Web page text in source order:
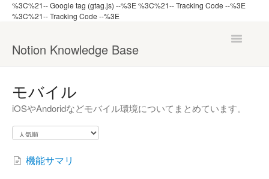
%3C%21-- Google tag (gtag.js) --%3E%3C%21-- Tracking Code --%3E
%3C%21-- Tracking Code --%3E
Notion Knowledge Base
Toggle
機能から探す
モバイル
iOSやAndoridなどモバイル環境についてまとめています。
機能サマリ